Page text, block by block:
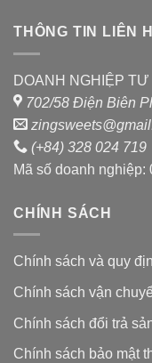
THÔNG TIN LIÊN
DOANH NGHIỆP
702/58 Điện Biên
(+84) 328 024 719
Mã số doanh nghiệp:
CHÍNH SÁCH
Chính sách và quy
Chính sách vận
Chính sách đổi trả
Chính sách bảo mật